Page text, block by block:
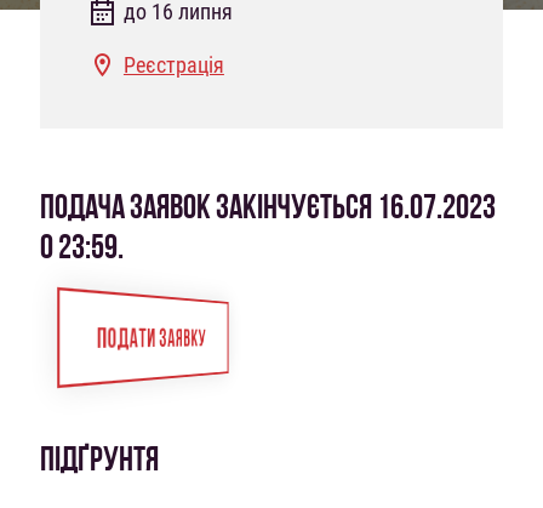
до 16 липня
Реєстрація
ПОДАЧА ЗАЯВОК ЗАКІНЧУЄТЬСЯ 16.07.2023
О 23:59.
ПОДАТИ ЗАЯВКУ
ПІДҐРУНТЯ